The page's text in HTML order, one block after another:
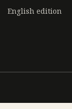
English edition